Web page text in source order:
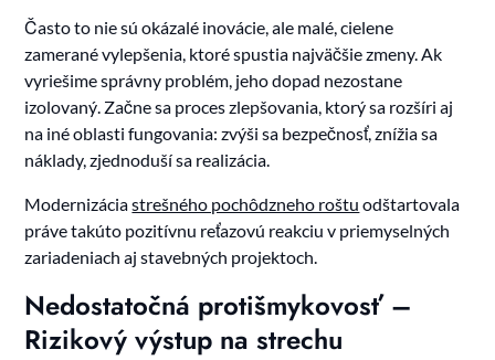
Často to nie sú okázalé inovácie, ale malé, cielene
zamerané vylepšenia, ktoré spustia najväčšie zmeny. Ak
vyriešime správny problém, jeho dopad nezostane
izolovaný. Začne sa proces zlepšovania, ktorý sa rozšíri aj
na iné oblasti fungovania: zvýši sa bezpečnosť, znížia sa
náklady, zjednoduší sa realizácia.
Modernizáciastrešného pochôdzneho roštu odštartovala
práve takúto pozitívnu reťazovú reakciu v priemyselných
zariadeniach aj stavebných projektoch.
Nedostatočná protišmykovosť –
Rizikový výstup na strechu